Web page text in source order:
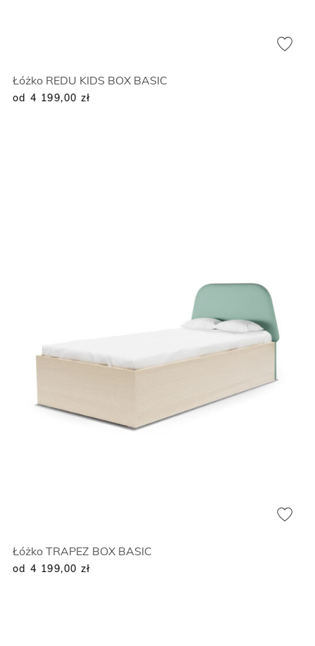
Łóżko REDU KIDS BOX BASIC
od 4 199,00 zł
Łóżko TRAPEZ BOX BASIC
od 4 199,00 zł